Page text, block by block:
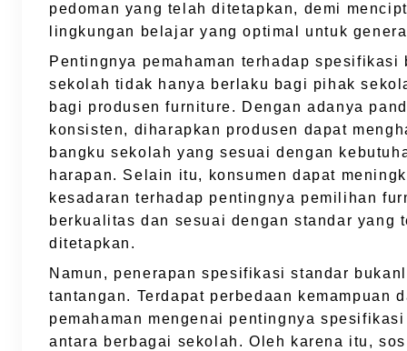
pedoman yang telah ditetapkan, demi
lingkungan belajar yang optimal untuk
Pentingnya pemahaman terhadap spesifikasi
sekolah tidak hanya berlaku bagi pihak
bagi produsen furniture. Dengan adanya
konsisten, diharapkan produsen dapat
bangku sekolah yang sesuai dengan
harapan. Selain itu, konsumen dapat
kesadaran terhadap pentingnya pemilihan
berkualitas dan sesuai dengan standar yang
ditetapkan.
Namun, penerapan spesifikasi standar
tantangan. Terdapat perbedaan kemampuan
pemahaman mengenai pentingnya
antara berbagai sekolah. Oleh karena itu,